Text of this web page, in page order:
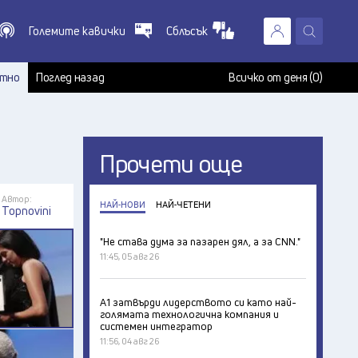
X
Големите кавички Сблъсък
Поглед назад Всичко от деня (0)
Автор:
Topnovini
Прочети още
НАЙ-НОВИ НАЙ-ЧЕТЕНИ
"Не става дума за пазарен дял, а за CNN."
11:45, 05 авг 26
А1 затвърди лидерството си като най-
голямата технологична компания и
системен интегратор
11:56, 04 авг 26